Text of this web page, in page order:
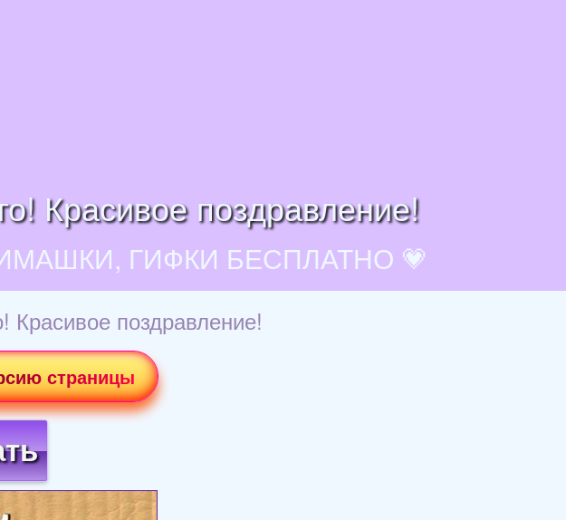
Красивое поздравление!
ГИФКИ БЕСПЛАТНО 💗
Красивое поздравление!
страницы